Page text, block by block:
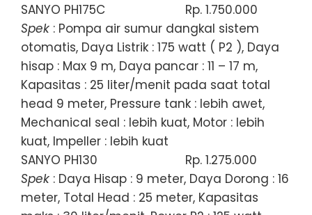
SANYO PH175C
Rp. 1.750.000
Spek : Pompa air sumur dangkal sistem
otomatis, Daya Listrik : 175 watt ( P2 ), Daya
hisap : Max 9 m, Daya pancar : 11 – 17 m,
Kapasitas : 25 liter/menit pada saat total
head 9 meter, Pressure tank : lebih awet,
Mechanical seal : lebih kuat, Motor : lebih
kuat, Impeller : lebih kuat
SANYO PH130
Rp. 1.275.000
Spek : Daya Hisap : 9 meter, Daya Dorong : 16
meter, Total Head : 25 meter, Kapasitas